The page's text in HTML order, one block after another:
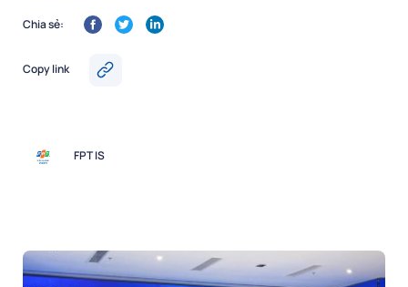
Chia sẻ:
Copy link
FPT IS